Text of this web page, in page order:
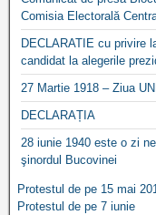
Comisia Electorală
DECLARATIE cu privire
candidat la alegerile
27 Martie 1918 – Ziua
DECLARAȚIA
28 iunie 1940 este o zi
şinordul Bucovinei
Protestul de pe 15 mai
Protestul de pe 7 iunie